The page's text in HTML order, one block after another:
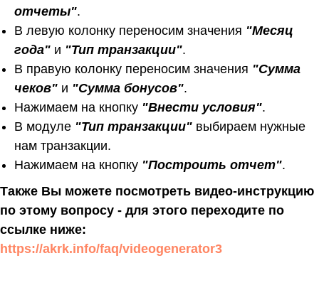
отчеты".
В левую колонку переносим значения "Месяц
года" и "Тип транзакции".
В правую колонку переносим значения "Сумма
чеков" и "Сумма бонусов".
Нажимаем на кнопку "Внести условия".
В модуле "Тип транзакции" выбираем нужные
нам транзакции.
Нажимаем на кнопку "Построить отчет".
Также Вы можете посмотреть видео-инструкцию
по этому вопросу - для этого переходите по
ссылке ниже:
https://akrk.info/faq/videogenerator3